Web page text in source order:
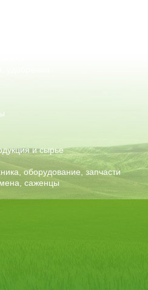
и сырье
оборудование, запчасти
саженцы